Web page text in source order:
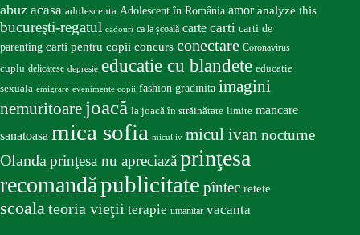
abuz acasa adolescenta Adolescent în România amor analyze this
bucureşti-regatul cadouri ca la școală carte carti carti de
parenting carti pentru copii concurs conectare Coronavirus
cuplu delicatese depresie educatie cu blandete educatie
sexuala emigrare evenimente copii fashion gradinita imagini
nemuritoare joacă la joacă în străinătate limite mancare
sanatoasa mica sofia micul iv micul ivan nocturne
Olanda prinţesa nu apreciază prinţesa
recomandăpublicitate pîntec retete
scoala teoria vieţii terapie umanitar vacanta